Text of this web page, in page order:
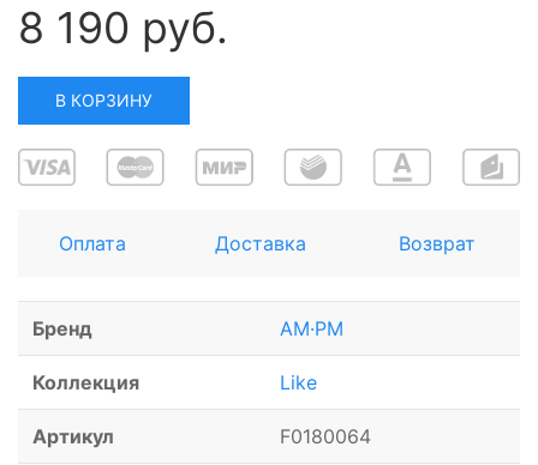
8 190 руб.
В КОРЗИНУ
Оплата Доставка Возврат
Бренд AM·PM
Коллекция Like
Артикул F0180064